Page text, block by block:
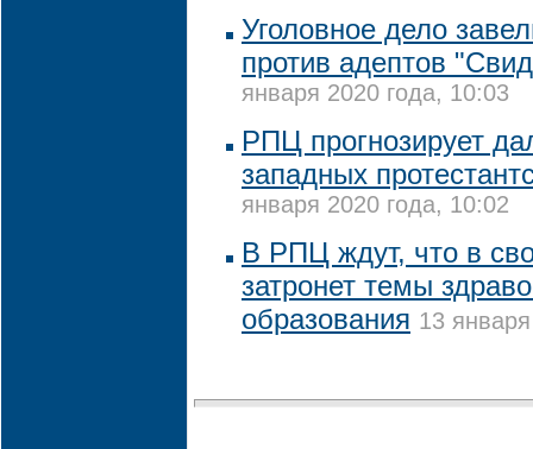
Уголовное дело
против адептов
января 2020 года, 10:03
РПЦ прогнозирует
западных
января 2020 года, 10:02
В РПЦ ждут, что в
затронет темы
образования 13